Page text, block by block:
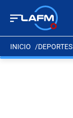
INICIO DEPORTES